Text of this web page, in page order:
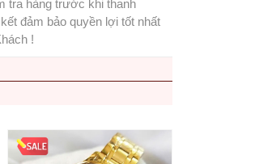
tra hàng trước khi thanh
đảm bảo quyền lợi tốt nhất
!